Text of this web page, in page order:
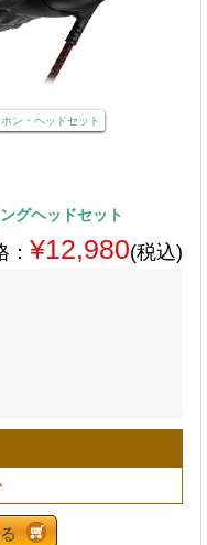
ン・ヘッドセット
グヘッドセット
¥12,980(税込)